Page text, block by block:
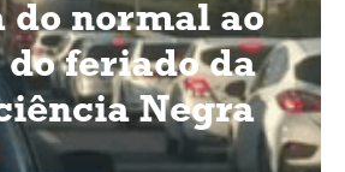
do normal ao
do feriado da
Negra